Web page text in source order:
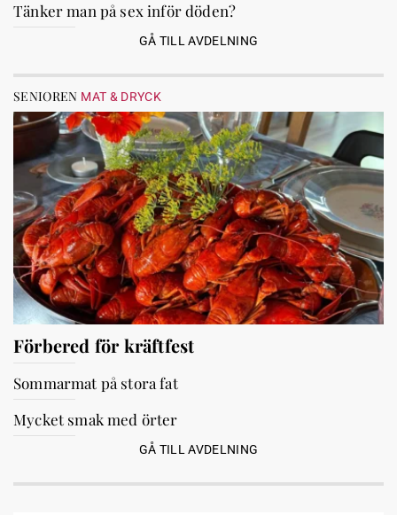
Tänker man på sex inför döden?
GÅ TILL AVDELNING
SENIOREN MAT & DRYCK
Förbered för kräftfest
Sommarmat på stora fat
Mycket smak med örter
GÅ TILL AVDELNING